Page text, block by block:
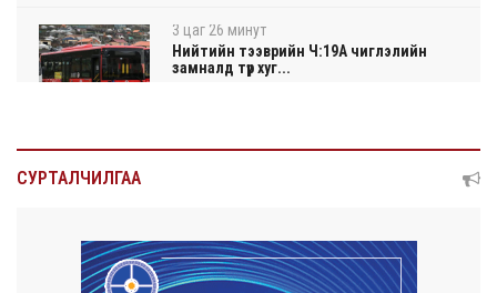
3 цаг 26 минут
Нийтийн тээврийн Ч:19А чиглэлийн
замналд түр хуг...
3 цаг 29 минут
3 цаг 33 минут
Улаанбаатарт өдөртөө 30 хэм дулаан
СУРТАЛЧИЛГАА